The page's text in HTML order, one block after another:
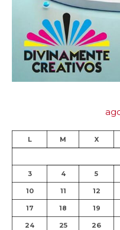
L M X
3 4 5
10 11 12
17 18 19
24 25 26